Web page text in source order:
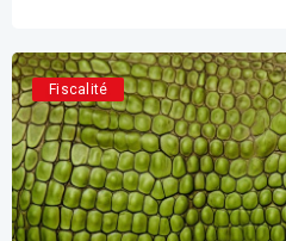
Fiscalité